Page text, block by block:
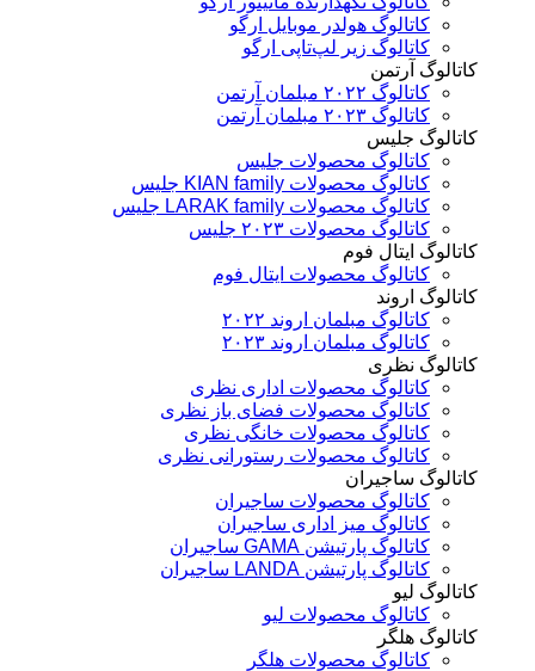
کاتالوگ هولدر موبایل ارگو
کاتالوگ زیر لپ‌تاپی ارگو
آرتمن
کاتالوگ ۲۰۲۲ مبلمان آرتمن
کاتالوگ ۲۰۲۳ مبلمان آرتمن
جلیس
کاتالوگ محصولات جلیس
کاتالوگ محصولات KIAN family جلیس
کاتالوگ محصولات LARAK family جلیس
کاتالوگ محصولات ۲۰۲۳ جلیس
ایتال فوم
کاتالوگ محصولات ایتال فوم
اروند
کاتالوگ مبلمان اروند ۲۰۲۲
کاتالوگ مبلمان اروند ۲۰۲۳
نظری
کاتالوگ محصولات اداری نظری
کاتالوگ محصولات فضای باز نظری
کاتالوگ محصولات خانگی نظری
کاتالوگ محصولات رستورانی نظری
ساجیران
کاتالوگ محصولات ساجیران
کاتالوگ میز اداری ساجیران
کاتالوگ پارتیشن GAMA ساجیران
کاتالوگ پارتیشن LANDA ساجیران
لیو
کاتالوگ محصولات لیو
هلگر
کاتالوگ محصولات هلگر